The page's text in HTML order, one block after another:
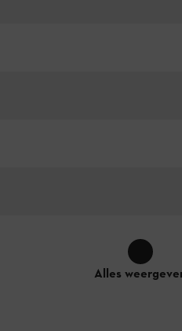
Alles